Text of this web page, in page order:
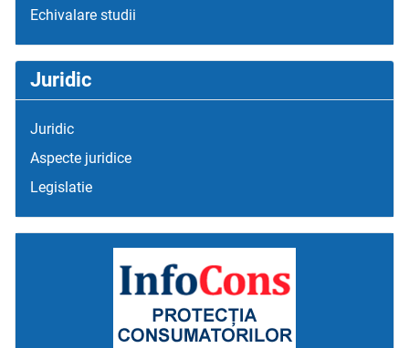
Echivalare studii
Juridic
Juridic
Aspecte juridice
Legislatie